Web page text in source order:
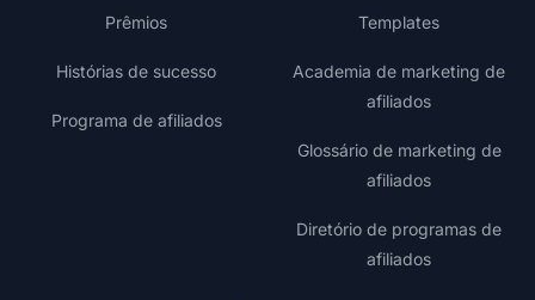
Prêmios
Histórias de sucesso
Programa de afiliados
Templates
Academia de marketing de
afiliados
Glossário de marketing de
afiliados
Diretório de programas de
afiliados